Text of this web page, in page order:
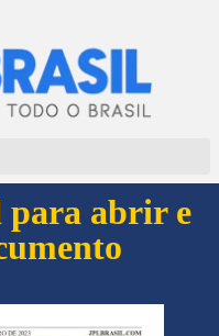
para abrir e